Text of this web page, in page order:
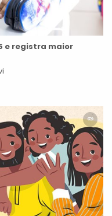
e registra maior